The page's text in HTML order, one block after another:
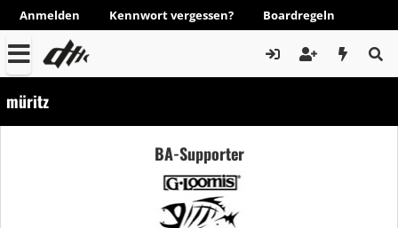
Anmelden Kennwort vergessen? Boardregeln
müritz
BA-Supporter